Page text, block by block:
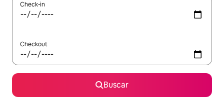
Check-in
Checkout
Buscar